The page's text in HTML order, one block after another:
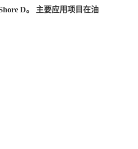
D。 主要应用项目在油